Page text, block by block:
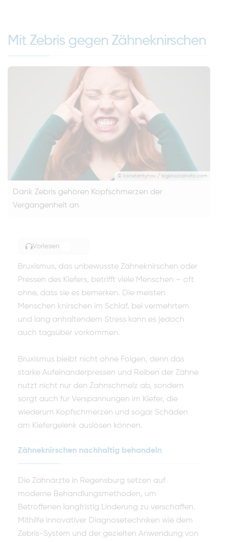
Mit Zebris gegen Zähneknirschen
© konstantynov / bigstockphoto.com
Dank Zebris gehören Kopfschmerzen der
Vergangenheit an
Vorlesen
Bruxismus, das unbewusste Zähneknirschen oder
Pressen des Kiefers, betrifft viele Menschen – oft
ohne, dass sie es bemerken. Die meisten
Menschen knirschen im Schlaf, bei vermehrtem
und lang anhaltendem Stress kann es jedoch
auch tagsüber vorkommen.
Bruxismus bleibt nicht ohne Folgen, denn das
starke Aufeinanderpressen und Reiben der Zähne
nutzt nicht nur den Zahnschmelz ab, sondern
sorgt auch für Verspannungen im Kiefer, die
wiederum Kopfschmerzen und sogar Schäden
am Kiefergelenk auslösen können.
Zähneknirschen nachhaltig behandeln
Die Zahnärzte in Regensburg setzen auf
moderne Behandlungsmethoden, um
Betroffenen langfristig Linderung zu verschaffen.
Mithilfe innovativer Diagnosetechniken wie dem
Zebris-System und der gezielten Anwendung von